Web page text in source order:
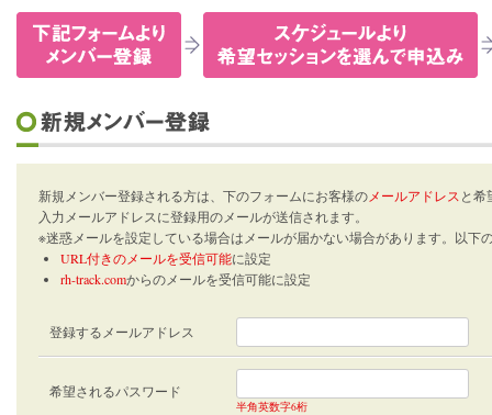
新規メンバー登録される方は、下のフォームにお客様のメールアドレス と希
入力メールアドレスに登録用のメールが送信されます。
※迷惑メールを設定している場合はメールが届かない場合があります。以下
URL付きのメールを受信可能に設定
rh-track.comからのメールを受信可能に設定
登録するメールアドレス
希望されるパスワード
半角英数字6桁